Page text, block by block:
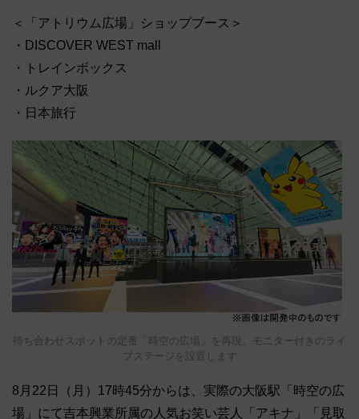
＜「アトリウム広場」ショップブース＞
・DISCOVER WEST mall
・トレインボックス
・ルクア大阪
・日本旅行
待ち合わせスポットの定番「時空の広場」を再現。モニター付きのライ
ブステージを設置します
8月22日（月）17時45分からは、実際の大阪駅「時空の広
場」にて吉本興業所属の人気お笑い芸人「アキナ」「見取